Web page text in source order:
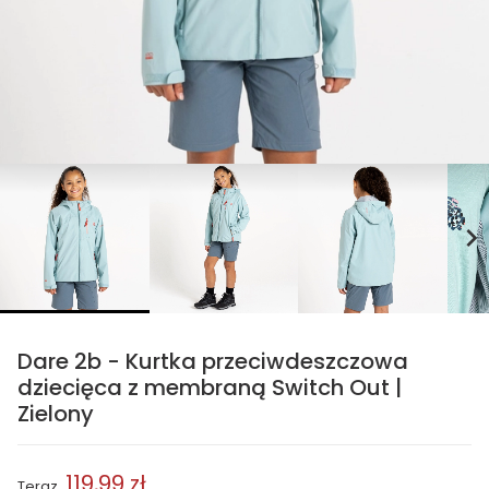
chevron_right
Dare 2b - Kurtka przeciwdeszczowa
dziecięca z membraną Switch Out |
Zielony